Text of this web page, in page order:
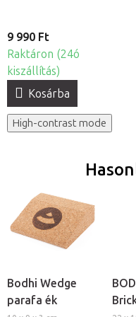
9 990 Ft
Raktáron (24ó
kiszállítás)
Kosárba
High-contrast mode
Bodhi Wedge
parafa ék